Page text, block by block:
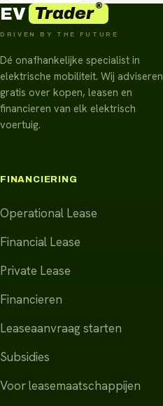
EV Trader®
DRIVEN BY THE FUTURE
Dé onafhankelijke specialist in
elektrische mobiliteit. Wij adviseren
gratis over kopen, leasen en
financieren van elk elektrisch
voertuig.
FINANCIERING
Operational Lease
Financial Lease
Private Lease
Financieren
Leaseaanvraag starten
Subsidies
Voor leasemaatschappijen